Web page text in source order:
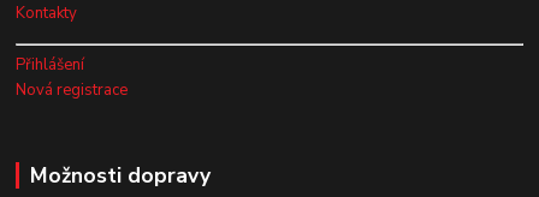
Kontakty
Přihlášení
Nová registrace
Možnosti dopravy